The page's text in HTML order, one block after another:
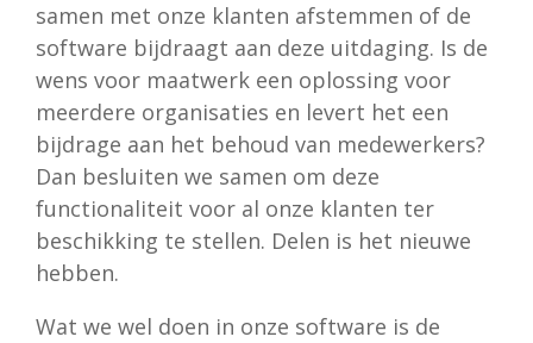
samen met onze klanten afstemmen of de
software bijdraagt aan deze uitdaging. Is de
wens voor maatwerk een oplossing voor
meerdere organisaties en levert het een
bijdrage aan het behoud van medewerkers?
Dan besluiten we samen om deze
functionaliteit voor al onze klanten ter
beschikking te stellen. Delen is het nieuwe
hebben.
Wat we wel doen in onze software is de